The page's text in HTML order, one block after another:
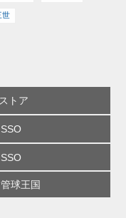
世
トア
SSO
SSO
管球王国